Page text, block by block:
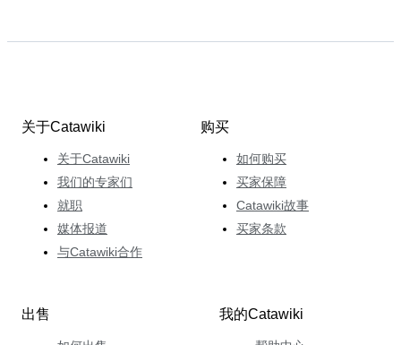
关于Catawiki
关于Catawiki
我们的专家们
就职
媒体报道
与Catawiki合作
购买
如何购买
买家保障
Catawiki故事
买家条款
出售 我的Catawiki